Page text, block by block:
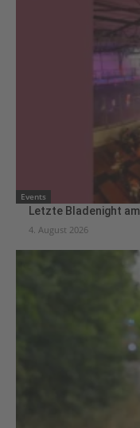
Events
Letzte Bladenight
4. August 2026